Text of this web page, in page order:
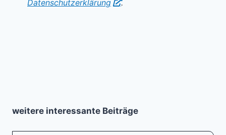
Datenschutzerklärung
.
weitere interessante Beiträge